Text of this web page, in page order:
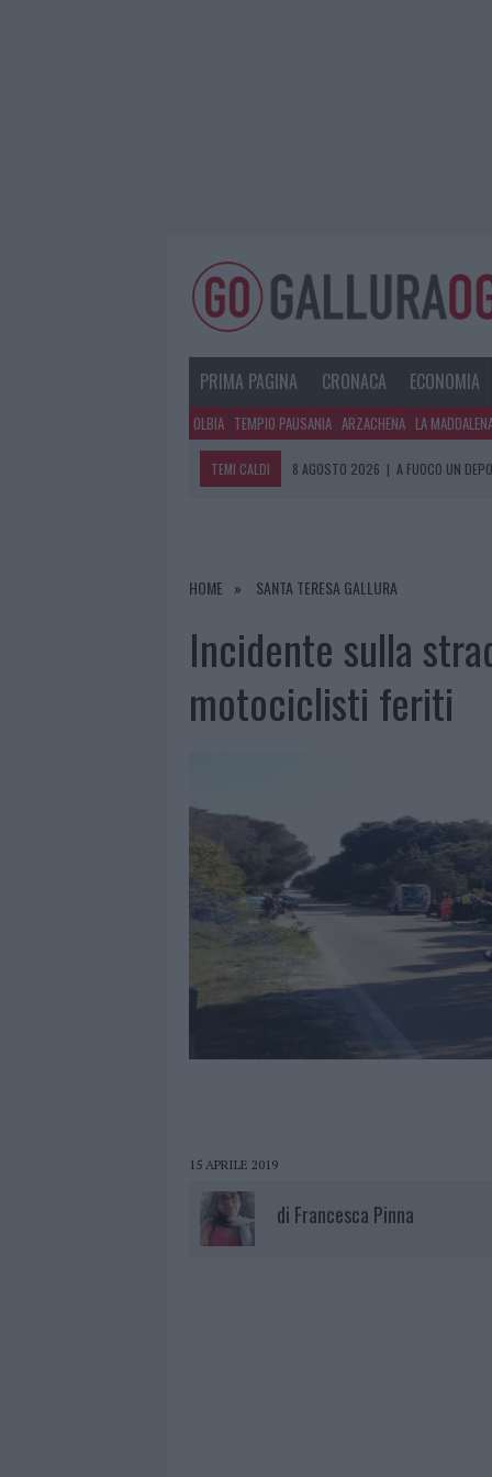
PRIMA PAGINA CRONACA ECONOMIA
OLBIA TEMPIO PAUSANIA ARZACHENA LA
TEMI CALDI 8 AGOSTO 2026 | A FUOCO UN
7 AGOSTO 2026 | MICHELLE HUNZIKER IN
HOME SANTA TERESA GALLURA
Incidente sulla
motociclisti feriti
15 APRILE 2019
di Francesca Pinna